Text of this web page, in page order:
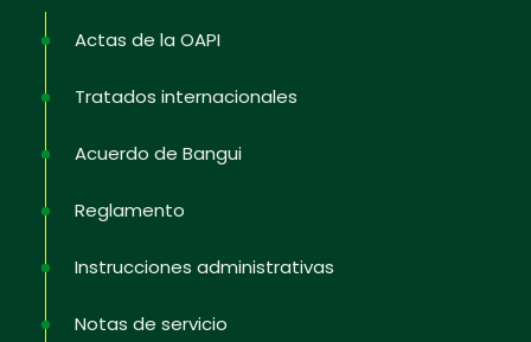
Actas de la OAPI
Tratados internacionales
Acuerdo de Bangui
Reglamento
Instrucciones administrativas
Notas de servicio
No, gracias